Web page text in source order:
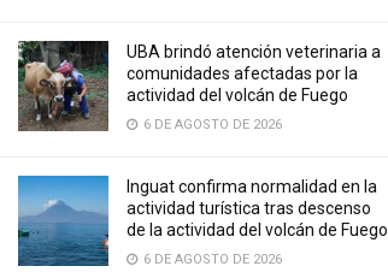
UBA brindó atención veterinaria a
comunidades afectadas por la
actividad del volcán de Fuego
6 DE AGOSTO DE 2026
Inguat confirma normalidad en la
actividad turística tras descenso
de la actividad del volcán de Fuego
6 DE AGOSTO DE 2026